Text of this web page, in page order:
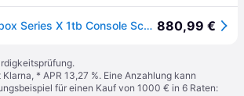
Microsoft Xbox Xbox Series X 1tb Console Schwarz PAL / EU Plug 220V 880,99 €
* APR 13,27 %. Eine Anzahlung kann
für einen Kauf von 1000 € in 6 Raten: